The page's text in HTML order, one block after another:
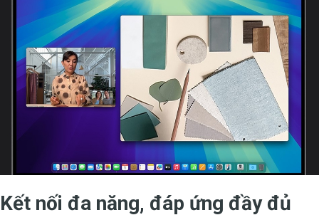
Kết nối đa năng, đáp ứng đầy đủ